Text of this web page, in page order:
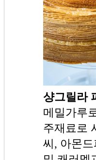
샹그릴라
메밀가루
주재료로
씨, 아몬